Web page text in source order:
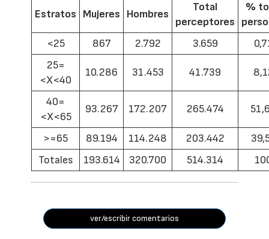
Estratos Mujeres Hombres
Total
perceptores
%
<25
867 2.792 3.659
25=
<X<40
10.286 31.453 41.739
40=
<X<65
93.267 172.207 265.474
>=65 89.194 114.248 203.442
Totales
193.614 320.700 514.314
ver/escribir comentarios